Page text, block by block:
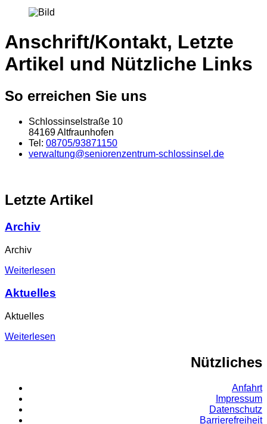
Anschrift/Kontakt, Letzte
Artikel und Nützliche Links
So erreichen Sie uns
Schlossinselstraße 10
84169 Altfraunhofen
Tel: 08705/93871150
verwaltung@seniorenzentrum-schlossinsel.de
Letzte Artikel
Archiv
Archiv
Weiterlesen
Aktuelles
Aktuelles
Weiterlesen
Nützliches
Anfahrt
Impressum
Datenschutz
Barrierefreiheit